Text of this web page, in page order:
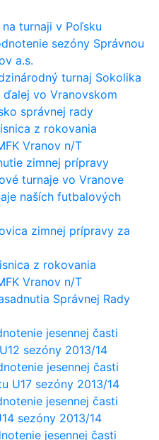
na turnaji v Poľsku
sezóny Správnou
a.s.
turnaj Sokolika
ďalej vo Vranovskom
správnej rady
z rokovania
Vranov n/T
zimnej prípravy
turnaje vo Vranove
naších futbalových
zimnej prípravy za
z rokovania
Vranov n/T
Správnej Rady
jesennej časti
sezóny 2013/14
jesennej časti
U17 sezóny 2013/14
jesennej časti
sezóny 2013/14
jesennej časti